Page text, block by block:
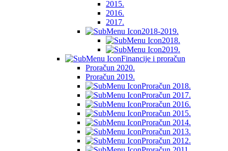
2015.
2016.
2017.
2018-2019.
2018.
2019.
Financije i proračun
Proračun 2020.
Proračun 2019.
Proračun 2018.
Proračun 2017.
Proračun 2016.
Proračun 2015.
Proračun 2014.
Proračun 2013.
Proračun 2012.